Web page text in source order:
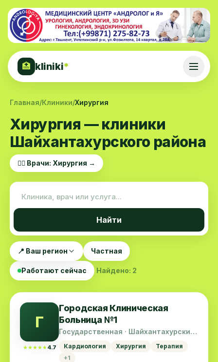
🏥 kliniki*
Главная/Клиники/Хирургия
Хирургия — клиники
Шайхантахурского района
👨‍⚕️ Врачи: Хирургия →
Найти
📍 Ваш регион Частная
Работают сейчас Найдено: 2
Г
★★★★★
★★★★★ 4.7
Городская Клиническая
Больница №1
Государственная · Шайхантахурский
Кардиология Хирургия
Терапия
+1